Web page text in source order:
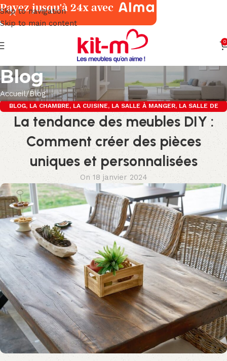
Skip to navigation
Skip to main content
0
Blog
Accueil Blog
BLOG, LA CHAMBRE, LA CUISINE, LA SALLE À MANGER, LA SALLE DE
BAINS
LE SALON
La tendance des meubles DIY :
Comment créer des pièces
uniques et personnalisées
On 18 janvier 2024
Payez jusqu'à 24x avec